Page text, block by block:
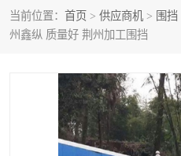
当前位置： 首页 > 供应商机 > 围挡
州鑫纵 质量好 荆州加工围挡
建筑围挡
岩棉板